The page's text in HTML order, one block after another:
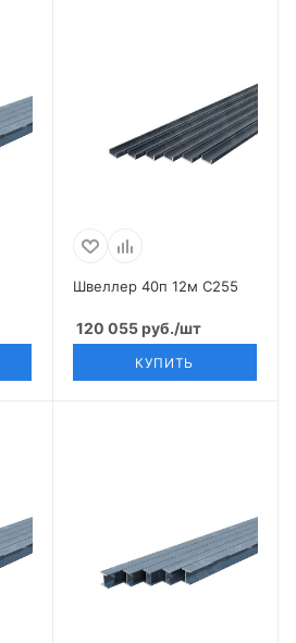
Швеллер 40п 12м С255
120 055руб./шт
КУПИТЬ